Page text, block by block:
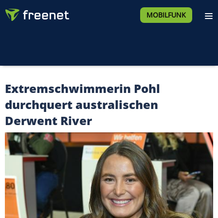
MOBILFUNK
Extremschwimmerin Pohl
durchquert australischen
Derwent River